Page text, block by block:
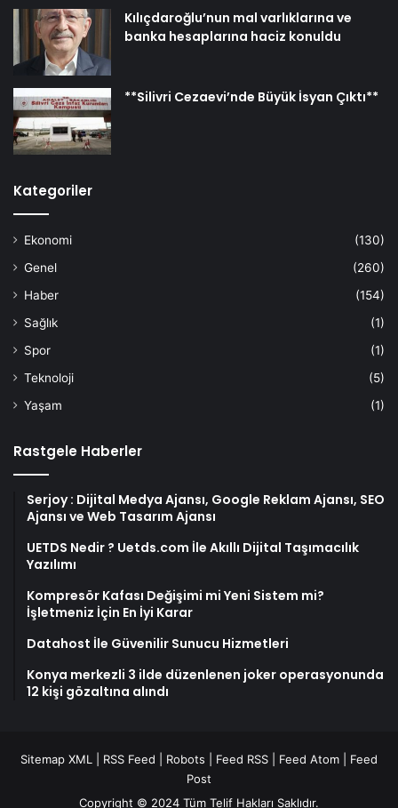
Kılıçdaroğlu’nun mal varlıklarına ve
banka hesaplarına haciz konuldu
**Silivri Cezaevi’nde Büyük İsyan Çıktı**
Kategoriler
Ekonomi
(130)
Genel
(260)
Haber
(154)
Sağlık
(1)
Spor
(1)
Teknoloji
(5)
Yaşam
(1)
Rastgele Haberler
Serjoy : Dijital Medya Ajansı, Google Reklam Ajansı, SEO
Ajansı ve Web Tasarım Ajansı
UETDS Nedir ? Uetds.com İle Akıllı Dijital Taşımacılık
Yazılımı
Kompresör Kafası Değişimi mi Yeni Sistem mi?
İşletmeniz İçin En İyi Karar
Datahost İle Güvenilir Sunucu Hizmetleri
Konya merkezli 3 ilde düzenlenen joker operasyonunda
12 kişi gözaltına alındı
Sitemap XML RSS Feed Robots Feed RSS Feed Atom
Feed
Post
Copyright © 2024 Tüm Telif Hakları Saklıdır.